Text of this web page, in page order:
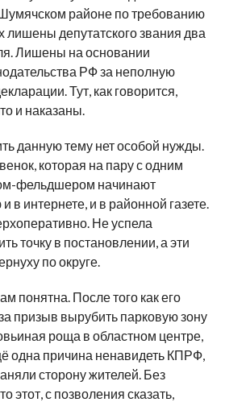
Шумячском районе по требованию
лишены депутатского звания два
Лишены на основании
РФ за неполную
Тут, как говорится,
и наказаны.
данную тему нет особой нужды.
которая на пару с одним
фельдшером начинают
в интернете, и в районной газете.
Не успела
точку в постановлении, а эти
по округе.
понятна. После того как его
призыв вырубить парковую зону
роща в областном центре,
одна причина ненавидеть КПРФ,
сторону жителей. Без
этот, с позволения сказать,